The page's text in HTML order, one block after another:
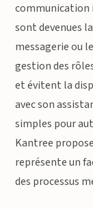
communication
sont devenues
messagerie ou
gestion des
et évitent la
avec son
simples pour
Kantree
représente un
des processus